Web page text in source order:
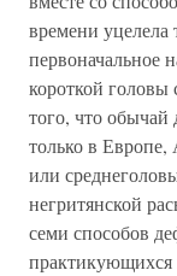
времени уцелела
первоначальное
короткой
того, что обычай
только в
или
негритянской
семи способов
практикующихся